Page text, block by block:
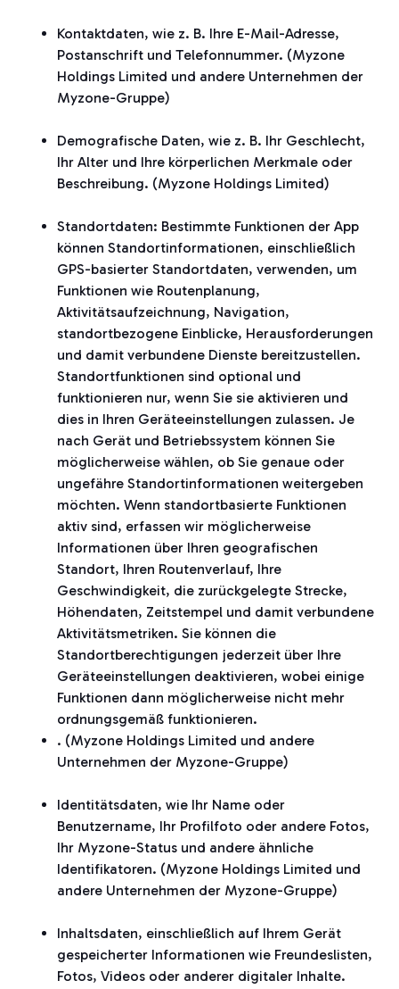
Kontaktdaten, wie z. B. Ihre E-Mail-Adresse,
Postanschrift und Telefonnummer. (Myzone
Holdings Limited und andere Unternehmen der
Myzone-Gruppe)
Demografische Daten, wie z. B. Ihr Geschlecht,
Ihr Alter und Ihre körperlichen Merkmale oder
Beschreibung. (Myzone Holdings Limited)
Standortdaten: Bestimmte Funktionen der App
können Standortinformationen, einschließlich
GPS-basierter Standortdaten, verwenden, um
Funktionen wie Routenplanung,
Aktivitätsaufzeichnung, Navigation,
standortbezogene Einblicke, Herausforderungen
und damit verbundene Dienste bereitzustellen.
Standortfunktionen sind optional und
funktionieren nur, wenn Sie sie aktivieren und
dies in Ihren Geräteeinstellungen zulassen. Je
nach Gerät und Betriebssystem können Sie
möglicherweise wählen, ob Sie genaue oder
ungefähre Standortinformationen weitergeben
möchten. Wenn standortbasierte Funktionen
aktiv sind, erfassen wir möglicherweise
Informationen über Ihren geografischen
Standort, Ihren Routenverlauf, Ihre
Geschwindigkeit, die zurückgelegte Strecke,
Höhendaten, Zeitstempel und damit verbundene
Aktivitätsmetriken. Sie können die
Standortberechtigungen jederzeit über Ihre
Geräteeinstellungen deaktivieren, wobei einige
Funktionen dann möglicherweise nicht mehr
ordnungsgemäß funktionieren.
. (Myzone Holdings Limited und andere
Unternehmen der Myzone-Gruppe)
Identitätsdaten, wie Ihr Name oder
Benutzername, Ihr Profilfoto oder andere Fotos,
Ihr Myzone-Status und andere ähnliche
Identifikatoren. (Myzone Holdings Limited und
andere Unternehmen der Myzone-Gruppe)
Inhaltsdaten, einschließlich auf Ihrem Gerät
gespeicherter Informationen wie Freundeslisten,
Fotos, Videos oder anderer digitaler Inhalte.